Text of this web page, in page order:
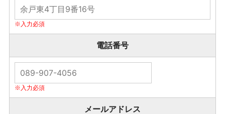
電話番号
メールアドレス